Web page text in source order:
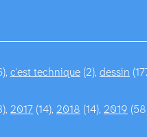
c'est technique(2), dessin
2017(14), 2018 (14), 2019